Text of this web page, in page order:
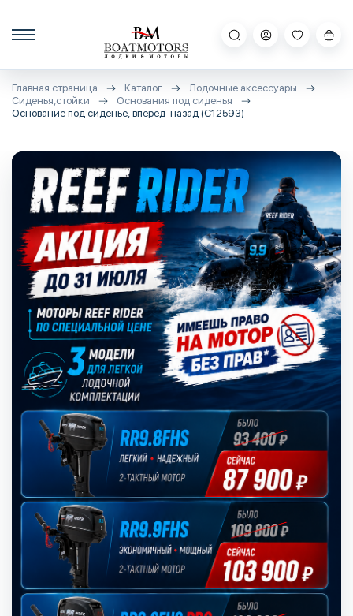
Главная страница Каталог
Лодочные аксессуары
Сиденья,стойки
Основания под сиденья
Основание под сиденье, вперед-назад (C12593)